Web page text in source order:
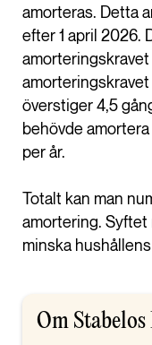
amorteras. Detta
efter 1 april 2026.
överstiger 4,5
behövde
per år.
Totalt kan man
amortering. Syftet
minska
Om